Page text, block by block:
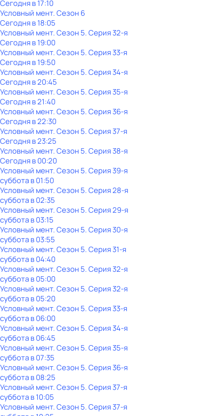
Сегодня в 17:10
Условный мент. Сезон 6
Сегодня в 18:05
Условный мент. Сезон 5. Серия 32-я
Сегодня в 19:00
Условный мент. Сезон 5. Серия 33-я
Сегодня в 19:50
Условный мент. Сезон 5. Серия 34-я
Сегодня в 20:45
Условный мент. Сезон 5. Серия 35-я
Сегодня в 21:40
Условный мент. Сезон 5. Серия 36-я
Сегодня в 22:30
Условный мент. Сезон 5. Серия 37-я
Сегодня в 23:25
Условный мент. Сезон 5. Серия 38-я
Сегодня в 00:20
Условный мент. Сезон 5. Серия 39-я
субботав01:50
Условный мент. Сезон 5. Серия 28-я
субботав02:35
Условный мент. Сезон 5. Серия 29-я
субботав03:15
Условный мент. Сезон 5. Серия 30-я
субботав03:55
Условный мент. Сезон 5. Серия 31-я
субботав04:40
Условный мент. Сезон 5. Серия 32-я
субботав05:00
Условный мент. Сезон 5. Серия 32-я
субботав05:20
Условный мент. Сезон 5. Серия 33-я
субботав06:00
Условный мент. Сезон 5. Серия 34-я
субботав06:45
Условный мент. Сезон 5. Серия 35-я
субботав07:35
Условный мент. Сезон 5. Серия 36-я
субботав08:25
Условный мент. Сезон 5. Серия 37-я
субботав10:05
Условный мент. Сезон 5. Серия 37-я